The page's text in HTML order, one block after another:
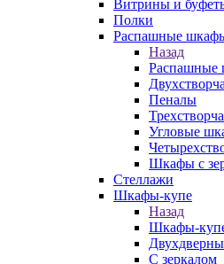
Витрины и
Полки
Распашные
Назад
Распашные
Пеналы
Угловые
Шкафы с
Стеллажи
Шкафы-купе
Назад
Шкафы-
С зеркалом